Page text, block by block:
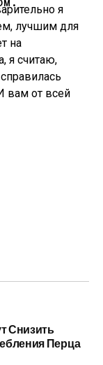
я
лучшим для
на
я считаю,
вам от всей
Снизить
Перца